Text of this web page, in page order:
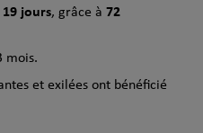
jours, grâce à 72
mois.
et exilées ont bénéficié